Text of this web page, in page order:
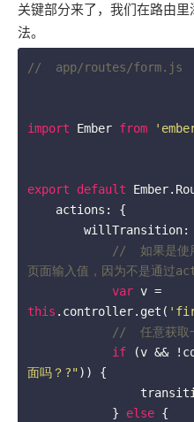
关键部分来了，我们在路由里
法。
//  app/routes/form.js
import Ember from
export default
        willTransition:
//  如果是
页面输入值，因为不是通过
var
this .controller.get(
//  任意获取
if (v &&
面吗？?" )) {
            }
else {